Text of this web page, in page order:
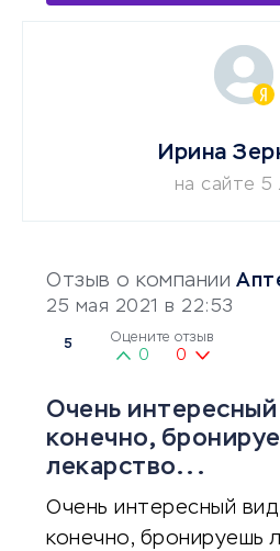
Отзыв о компании
25 мая 2021 в 22:53
5 Оцените отзыв
0 0
Очень интересный
конечно,
лекарство...
Очень интересный
конечно, бронируешь
Ирина
на сайте 5